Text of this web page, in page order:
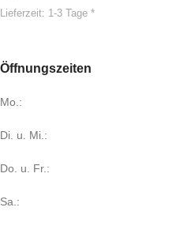
Lieferzeit: 1-3 Tage *
Öffnungszeiten
Mo.:
Di. u. Mi.:
Do. u. Fr.:
Sa.: